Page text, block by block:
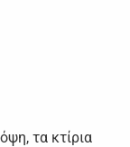
τα κτίρια